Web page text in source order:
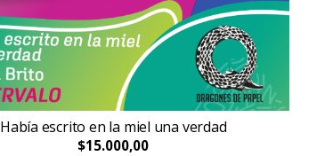
Había escrito en la miel una verdad
$15.000,00